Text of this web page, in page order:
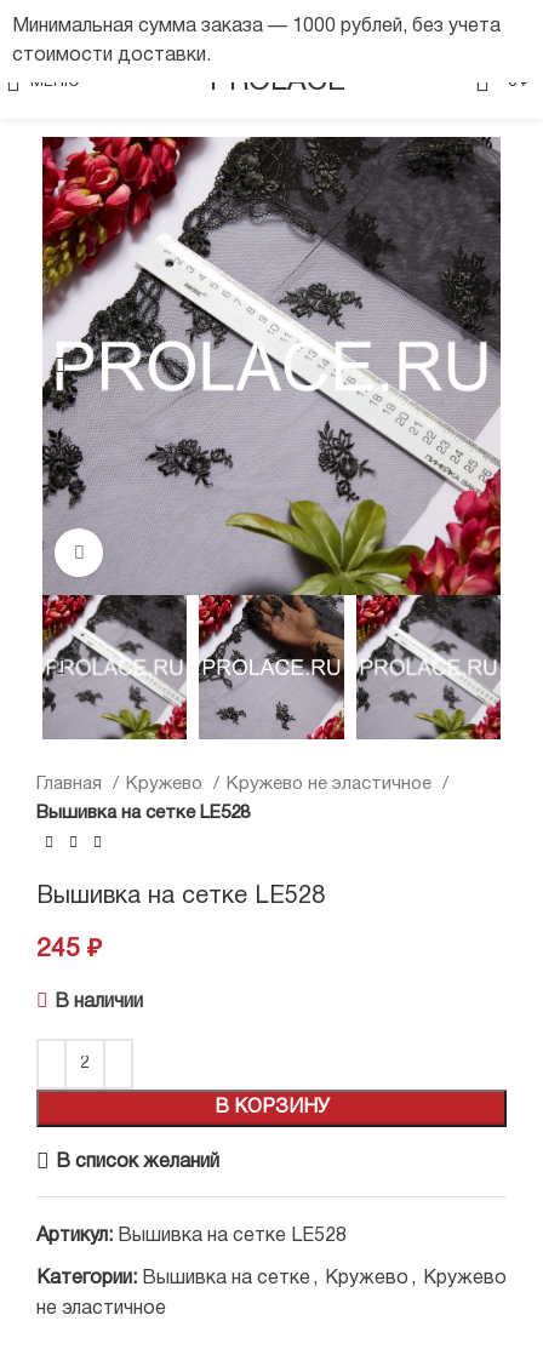
МЕНЮ PROLACE 0 ₽
Нажмите, чтобы увеличить
Главная Кружево
Кружево не эластичное
Вышивка на сетке LE528
Вышивка на сетке LE528
245 ₽
В наличии
В КОРЗИНУ
В список желаний
Артикул: Вышивка на сетке LE528
Категории: Вышивка на сетке , Кружево ,
Кружево
не эластичное
Минимальная сумма заказа — 1000 рублей, без учета
стоимости доставки.